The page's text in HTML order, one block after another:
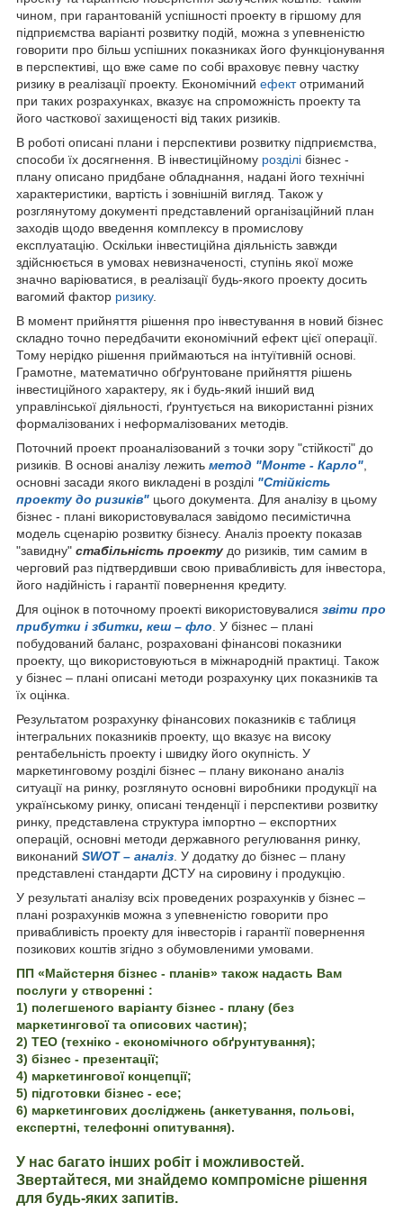
чином, при гарантованій успішності проекту в гіршому для
підприємства варіанті розвитку подій, можна з упевненістю
говорити про більш успішних показниках його функціонування
в перспективі, що вже саме по собі враховує певну частку
ризику в реалізації проекту. Економічний ефектотриманий
при таких розрахунках, вказує на спроможність проекту та
його часткової захищеності від таких ризиків.
В роботі описані плани і перспективи розвитку підприємства,
способи їх досягнення. В інвестиційному розділі бізнес -
плану описано придбане обладнання, надані його технічні
характеристики, вартість і зовнішній вигляд. Також у
розглянутому документі представлений організаційний план
заходів щодо введення комплексу в промислову
експлуатацію. Оскільки інвестиційна діяльність завжди
здійснюється в умовах невизначеності, ступінь якої може
значно варіюватися, в реалізації будь-якого проекту досить
вагомий фактор ризику.
В момент прийняття рішення про інвестування в новий бізнес
складно точно передбачити економічний ефект цієї операції.
Тому нерідко рішення приймаються на інтуїтивній основі.
Грамотне, математично обґрунтоване прийняття рішень
інвестиційного характеру, як і будь-який інший вид
управлінської діяльності, ґрунтується на використанні різних
формалізованих і неформалізованих методів.
Поточний проект проаналізований з точки зору "стійкості" до
ризиків. В основі аналізу лежить метод "Монте - Карло"
основні засади якого викладені в розділі "Стійкість
проекту до ризиків" цього документа. Для аналізу в цьому
бізнес - плані використовувалася завідомо песимістична
модель сценарію розвитку бізнесу. Аналіз проекту показав
"завидну" стабільність проекту до ризиків, тим самим в
черговий раз підтвердивши свою привабливість для інвестора,
його надійність і гарантії повернення кредиту.
Для оцінок в поточному проекті використовувалися звіти про
прибутки і збитки, кеш – фло . У бізнес – плані
побудований баланс, розраховані фінансові показники
проекту, що використовуються в міжнародній практиці. Також
у бізнес – плані описані методи розрахунку цих показників та
їх оцінка.
Результатом розрахунку фінансових показників є таблиця
інтегральних показників проекту, що вказує на високу
рентабельність проекту і швидку його окупність. У
маркетинговому розділі бізнес – плану виконано аналіз
ситуації на ринку, розглянуто основні виробники продукції на
українському ринку, описані тенденції і перспективи розвитку
ринку, представлена структура імпортно – експортних
операцій, основні методи державного регулювання ринку,
виконаний SWOT – аналіз . У додатку до бізнес – плану
представлені стандарти ДСТУ на сировину і продукцію.
У результаті аналізу всіх проведених розрахунків у бізнес –
плані розрахунків можна з упевненістю говорити про
привабливість проекту для інвесторів і гарантії повернення
позикових коштів згідно з обумовленими умовами.
ПП «Майстерня бізнес - планів» також надасть Вам
послуги у створенні :
1) полегшеного варіанту бізнес - плану (без
маркетингової та описових частин);
2) ТЕО (техніко - економічного обґрунтування);
3) бізнес - презентації;
4) маркетингової концепції;
5) підготовки бізнес - есе;
6) маркетингових досліджень (анкетування, польові,
експертні, телефонні опитування).
У нас багато інших робіт і можливостей.
Звертайтеся, ми знайдемо компромісне рішення
для будь-яких запитів.